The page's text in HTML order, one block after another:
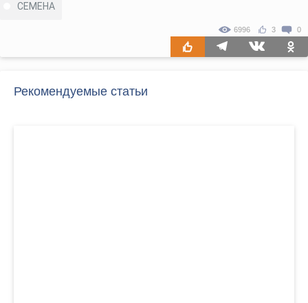
СЕМЕНА
6996 3 0
Рекомендуемые статьи